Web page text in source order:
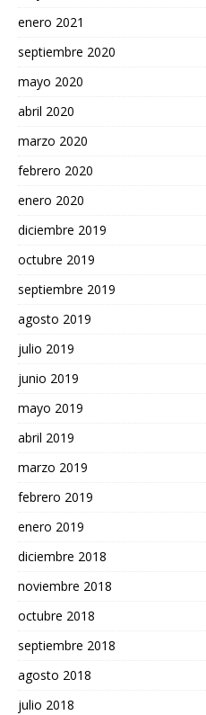
enero 2021
septiembre 2020
mayo 2020
abril 2020
marzo 2020
febrero 2020
enero 2020
diciembre 2019
octubre 2019
septiembre 2019
agosto 2019
julio 2019
junio 2019
mayo 2019
abril 2019
marzo 2019
febrero 2019
enero 2019
diciembre 2018
noviembre 2018
octubre 2018
septiembre 2018
agosto 2018
julio 2018